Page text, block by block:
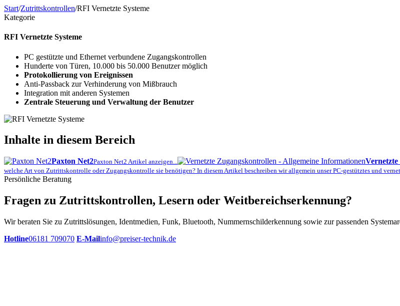
Start/Zutrittskontrollen/RFI Vernetzte Systeme
Kategorie
RFI Vernetzte Systeme
PC gestützte und Ethernet verbundene Zugangskontrollen
Hunderte von Türen, 10.000 bis 50.000 Benutzer möglich
Protokollierung von Ereignissen
Anti-Passback zur Verhinderung von Mißbrauch
Integration mit anderen Systemen
Zentrale Steuerung und Verwaltung der Benutzer
Inhalte in diesem Bereich
Paxton Net2Paxton Net2 Artikel anzeigen...
welche Art von Zutrittskontrolle oder Zugangskontrolle sie benötigen? In diesem Artikel beschreiben wir allgemein unser PC-gestütztes und
Persönliche Beratung
Fragen zu Zutrittskontrollen, Lesern oder Weitbereichserkennung?
Wir beraten Sie zu Zutrittslösungen, Identmedien, Funk, Bluetooth, Nummernschilderkennung sowie zur passenden
Hotline06181 709070 E-Mailinfo@preiser-technik.de